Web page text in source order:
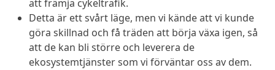
att främja cykeltrafik.
Detta är ett svårt läge, men vi kände att vi kunde
göra skillnad och få träden att börja växa igen, så
att de kan bli större och leverera de
ekosystemtjänster som vi förväntar oss av dem.